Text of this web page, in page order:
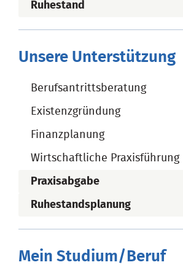
Ruhestand
Unsere Unterstützung
Berufsantrittsberatung
Existenzgründung
Finanzplanung
Wirtschaftliche Praxisführung
Praxisabgabe
Ruhestandsplanung
Mein Studium/Beruf